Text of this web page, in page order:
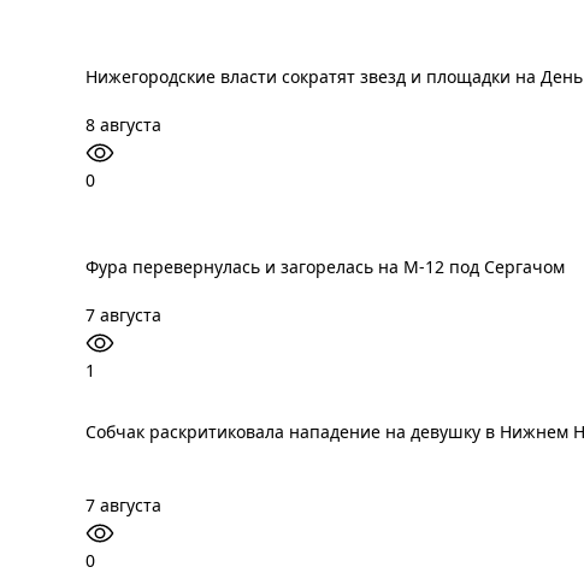
Нижегородские власти сократят звезд и площадки на
8 августа
0
Фура перевернулась и загорелась на М-12 под Сергачом
7 августа
1
Собчак раскритиковала нападение на девушку в Нижнем
7 августа
0